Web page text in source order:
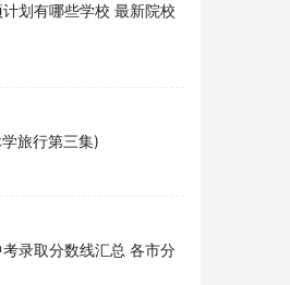
划有哪些学校 最新院校
旅行第三集)
录取分数线汇总 各市分